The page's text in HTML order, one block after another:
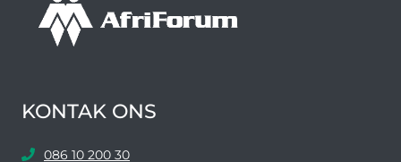
KONTAK ONS
086 10 200 30